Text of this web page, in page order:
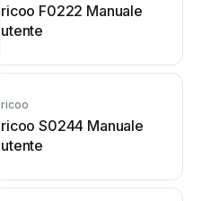
ricoo F0222 Manuale
utente
ricoo
ricoo S0244 Manuale
utente